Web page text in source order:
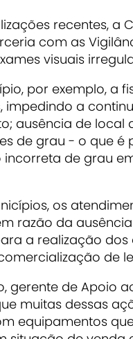
recentes, a
com as
visuais
por exemplo, a
impedindo a
ausência de
de grau - o que
de grau
os
razão da
a realização
de
gerente de Apoio
muitas dessas
equipamentos